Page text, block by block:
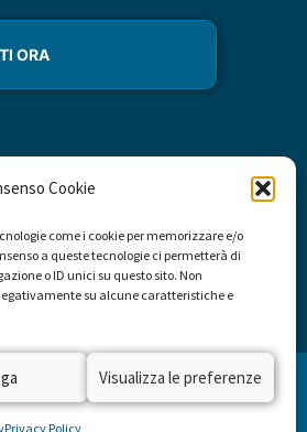
Cookie
come i cookie per memorizzare e/o
a queste tecnologie ci permetterà di
o ID unici su questo sito. Non
su alcune caratteristiche e
Visualizza le preferenze
Privacy Policy
PrivacyCookies